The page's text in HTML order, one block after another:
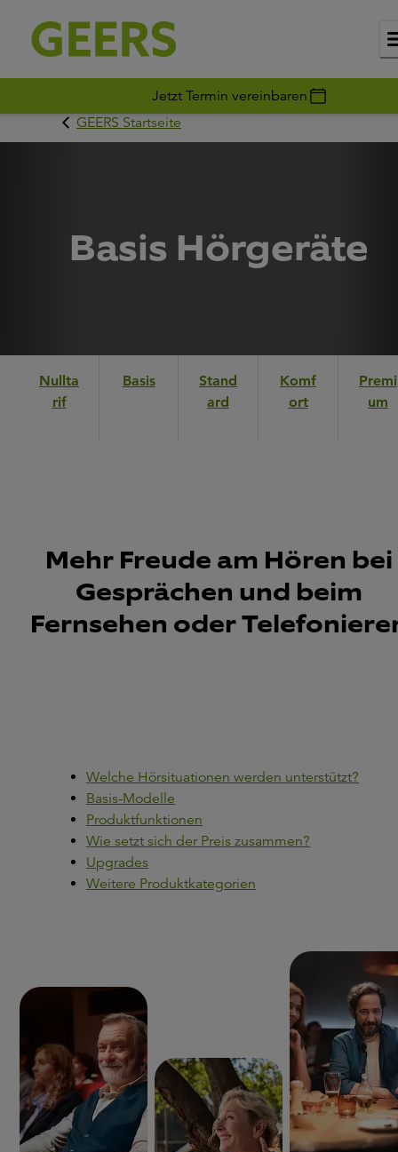
Jetzt Termin vereinbaren
GEERS Startseite
Basis Hörgeräte
Nullta
rif
Basis
Stand
ard
Komf
ort
Premi
um
Mehr Freude am Hören bei
Gesprächen und beim
Fernsehen oder
Welche Hörsituationen werden unterstützt?
Basis-Modelle
Produktfunktionen
Wie setzt sich der Preis zusammen?
Upgrades
Weitere Produktkategorien